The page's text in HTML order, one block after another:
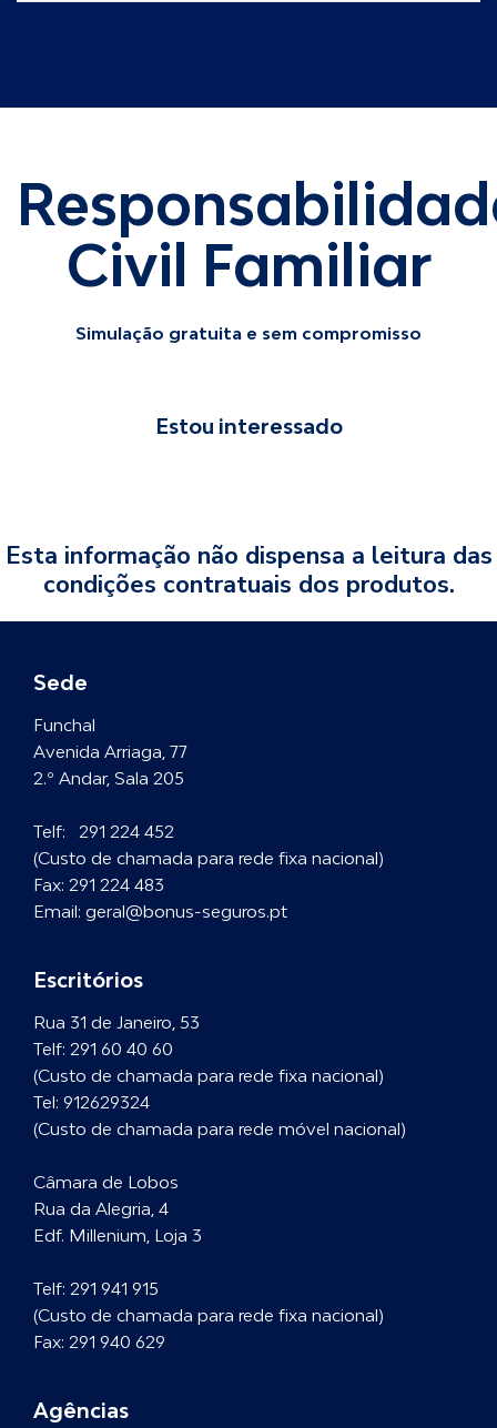
Civil Familiar
Simulação gratuita e sem compromisso
Estou interessado
Esta informação não dispensa a leitura das
condições contratuais dos produtos.
Sede
Funchal
Avenida Arriaga, 77
2.º Andar, Sala 205
Telf:
291 224 452
(Custo de chamada para rede fixa nacional)
Fax: 291 224 483
Email: geral@bonus-seguros.pt
Escritórios
Rua 31 de Janeiro, 53
Telf: 291 60 40 60
(Custo de chamada para rede fixa nacional)
Tel: 912629324
(Custo de chamada para rede móvel nacional)
Câmara de Lobos
Rua da Alegria, 4
Edf. Millenium, Loja 3
Telf: 291 941 915
(Custo de chamada para rede fixa nacional)
Fax: 291 940 629
Agências